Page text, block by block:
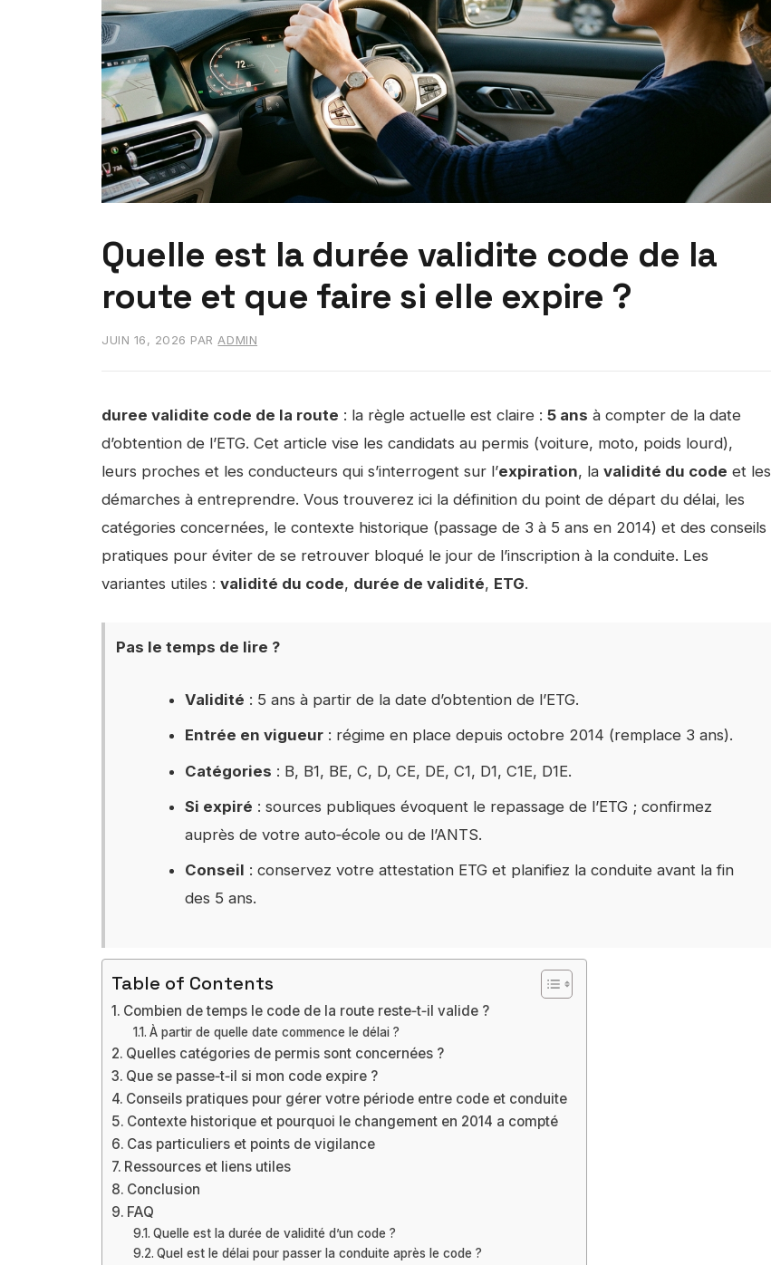
Quelle est la durée validite code de la
route et que faire si elle expire ?
JUIN 16, 2026 PAR ADMIN
duree validite code de la route : la règle actuelle est claire : 5 ans à compter de la date
d’obtention de l’ETG. Cet article vise les candidats au permis (voiture, moto, poids lourd),
leurs proches et les conducteurs qui s’interrogent sur l’expiration, la validité du code et les
démarches à entreprendre. Vous trouverez ici la définition du point de départ du délai, les
catégories concernées, le contexte historique (passage de 3 à 5 ans en 2014) et des conseils
pratiques pour éviter de se retrouver bloqué le jour de l’inscription à la conduite. Les
variantes utiles : validité du code, durée de validité, ETG.
Pas le temps de lire ?
Validité : 5 ans à partir de la date d’obtention de l’ETG.
Entrée en vigueur: régime en place depuis octobre 2014 (remplace 3 ans).
Catégories : B, B1, BE, C, D, CE, DE, C1, D1, C1E, D1E.
Si expiré : sources publiques évoquent le repassage de l’ETG ; confirmez
auprès de votre auto‑école ou de l’ANTS.
Conseil : conservez votre attestation ETG et planifiez la conduite avant la fin
des 5 ans.
Table of Contents
Combien de temps le code de la route reste‑t‑il valide ?
À partir de quelle date commence le délai ?
Quelles catégories de permis sont concernées ?
Que se passe‑t‑il si mon code expire ?
Conseils pratiques pour gérer votre période entre code et conduite
Contexte historique et pourquoi le changement en 2014 a compté
Cas particuliers et points de vigilance
Ressources et liens utiles
Conclusion
FAQ
Quelle est la durée de validité d’un code ?
Quel est le délai pour passer la conduite après le code ?